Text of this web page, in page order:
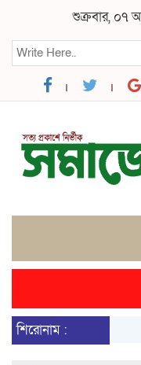
শুক্রবার, ০৭
শিরোনাম :